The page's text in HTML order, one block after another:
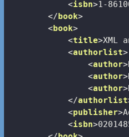
<isbn>1-
</book>
<book>
<title>XML
<authorlist>
<author>
<author>
<author>
</authorlist
<publisher>
<isbn>